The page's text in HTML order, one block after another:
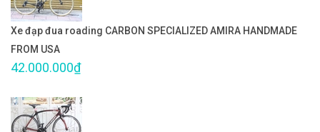
Xe đạp đua roading CARBON SPECIALIZED AMIRA HANDMADE
FROM USA
42.000.000₫